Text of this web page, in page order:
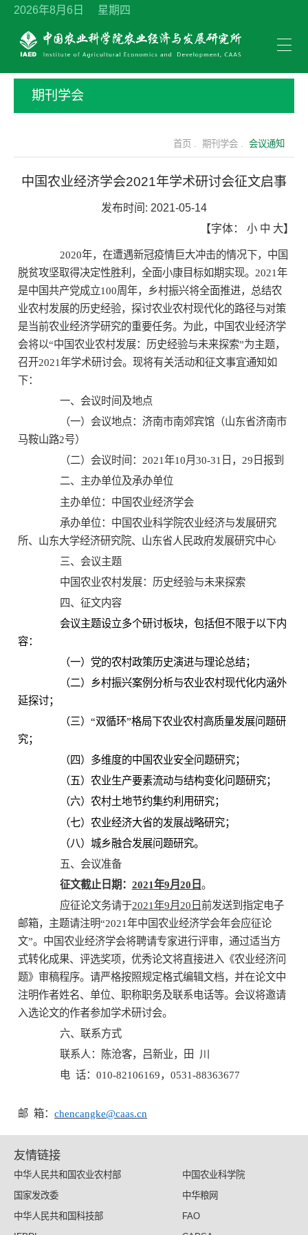
2026年8月6日 星期四
期刊学会
首页 . 期刊学会 . 会议通知
中国农业经济学会2021年学术研讨会征文启事
发布时间: 2021-05-14
【字体： 小 中 大】
2020年，在遭遇新冠疫情巨大冲击的情况下，中国
脱贫攻坚取得决定性胜利，全面小康目标如期实现。 2021年
是中国共产党成立100周年，
乡村振兴将全面推进，总结农
业农村发展的历史经验，探讨农业农村现代化的路径与对策
是当前农业经济学研究的重要任务。为此，中国农业经济学
会将以“中国农业农村发展：历史经验与未来探索”为主题，
召开2021年学术研讨会。现将有关活动和征文事宜通知如
下：
一、会议时间及地点
（一）会议地点：济南市南郊宾馆（山东省济南市
马鞍山路2号）
（二）会议时间： 2021年10月30-31 日， 29日报到
二、主办单位及承办单位
主办单位：中国农业经济学会
承办单位：中国农业科学院农业经济与发展研究
所、山东大学经济研究院、山东省人民政府发展研究中心
三、会议主题
中国农业农村发展：历史经验与未来探索
四、征文内容
会议主题设立多个研讨板块，包括但不限于以下内
容：
（一）党的农村政策历史演进与理论总结；
（二）乡村振兴案例分析与农业农村现代化内涵外
延探讨；
（三） “双循环”格局下农业农村高质量发展问题研
究；
（四）多维度的中国农业安全问题研究；
（五）农业生产要素流动与结构变化问题研究；
（六）农村土地节约集约利用研究；
（七）农业经济大省的发展战略研究；
（八）城乡融合发展问题研究。
五、会议准备
征文截止日期： 2021年9月20日。
应征论文务请于2021年9月20日前发送到指定电子
邮箱，主题请注明“2021年中国农业经济学会年会应征论
文”。中国农业经济学会将聘请专家进行评审，通过适当方
式转化成果、评选奖项，优秀论文将直接进入《农业经济问
题》审稿程序。请严格按照规定格式编辑文档，并在论文中
注明作者姓名、单位、职称职务及联系电话等。会议将邀请
入选论文的作者参加学术研讨会。
六、联系方式
联系人：陈沧客，吕新业，田
川
电 话： 010-82106169， 0531-88363677
邮 箱： chencangke@caas.cn
友情链接
中华人民共和国农业农村部
中国农业科学院
国家发改委
中华粮网
中华人民共和国科技部
FAO